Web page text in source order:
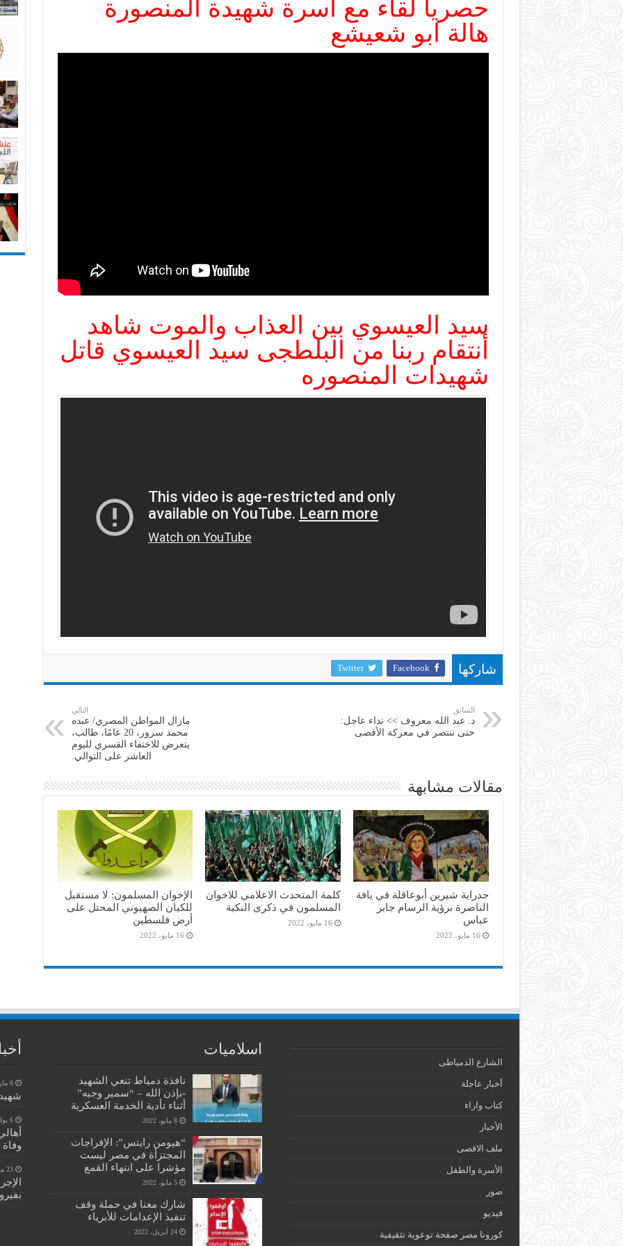
حصريا لقاء مع اسرة شهيدة المنصورة
هالة ابو شعيشع
سيد العيسوي بين العذاب والموت شاهد
أنتقام ربنا من البلطجى سيد العيسوي قاتل
شهيدات المنصوره
شاركها Facebook
Twitter
السابق
د. عبد الله معروف >> نداء عاجل:
حتى ننتصر في معركة الأقصى
التالي
مازال المواطن المصري/ عبده
محمد سرور، 20 عامًا، طالب،
يتعرض للاختفاء القسري لليوم
العاشر على التوالي.
مقالات مشابهة
جدراية شيرين أبوعاقلة في يافة
الناصرة برؤية الرسام جابر
عباس
16 مايو، 2022
كلمة المتحدث الاعلامي للاخوان
المسلمون في ذكرى النكبة
16 مايو، 2022
الإخوان المسلمون: لا مستقبل
للكيان الصهيوني المحتل على
أرض فلسطين
16 مايو، 2022
الشارع الدمياطى
أخبار عاجلة
كتاب واراء
الأخبار
ملف الاقصى
الأسرة والطفل
صور
فيديو
كورونا مصر صفحة توعوية تثقيفية
اسلاميات
نافذة دمياط تنعي الشهيد
-بإذن الله – “سمير وجيه”
أثناء تأدية الخدمة العسكرية
8 مايو، 2022
“هيومن رايتس”: الإفراجات
المجتزأة في مصر ليست
مؤشرا على انتهاء القمع
5 مايو، 2022
شارك معنا في حملة وقف
تنفيذ الإعدامات للأبرياء
24 أبريل، 2022
6 مارس، 2023
6 يوليو، 2022
23 مايو، 2022